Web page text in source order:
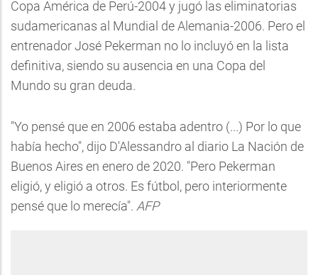
Copa América de Perú-2004 y jugó las eliminatorias
sudamericanas al Mundial de Alemania-2006. Pero el
entrenador José Pekerman no lo incluyó en la lista
definitiva, siendo su ausencia en una Copa del
Mundo su gran deuda.
"Yo pensé que en 2006 estaba adentro (...) Por lo que
había hecho", dijo D'Alessandro al diario La Nación de
Buenos Aires en enero de 2020. "Pero Pekerman
eligió, y eligió a otros. Es fútbol, pero interiormente
pensé que lo merecía". AFP